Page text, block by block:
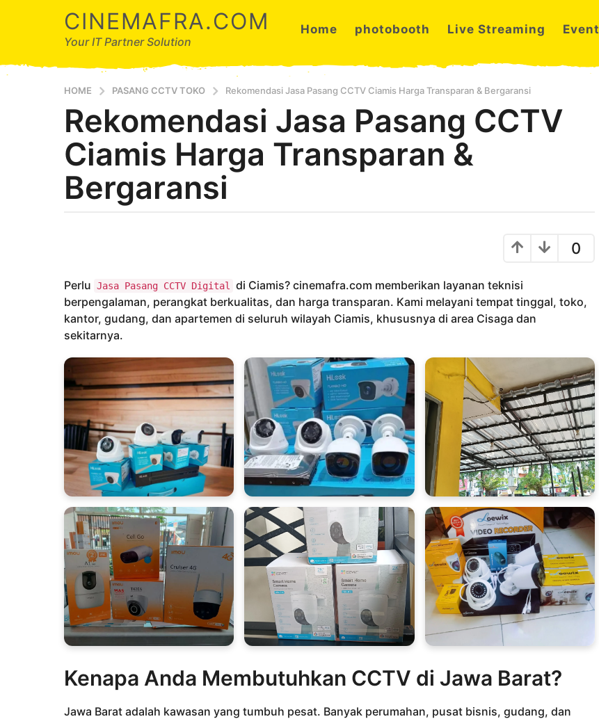
CINEMAFRA.COM
Your IT Partner Solution
Home photobooth Live Streaming Event
HOME PASANG CCTV TOKO Rekomendasi Jasa Pasang CCTV Ciamis Harga Transparan & Bergaransi
7
b
u
l
a
n
b
u
l
a
g
o
Rekomendasi Jasa Pasang CCTV
Ciamis Harga Transparan &
Bergaransi
d
a
0
Perlu Jasa Pasang CCTV Digital
di Ciamis? cinemafra.com memberikan layanan teknisi
berpengalaman, perangkat berkualitas, dan harga transparan. Kami melayani tempat tinggal, toko,
kantor, gudang, dan apartemen di seluruh wilayah Ciamis, khususnya di area Cisaga dan
sekitarnya.
Kenapa Anda Membutuhkan CCTV di Jawa Barat?
Jawa Barat adalah kawasan yang tumbuh pesat. Banyak perumahan, pusat bisnis, gudang, dan